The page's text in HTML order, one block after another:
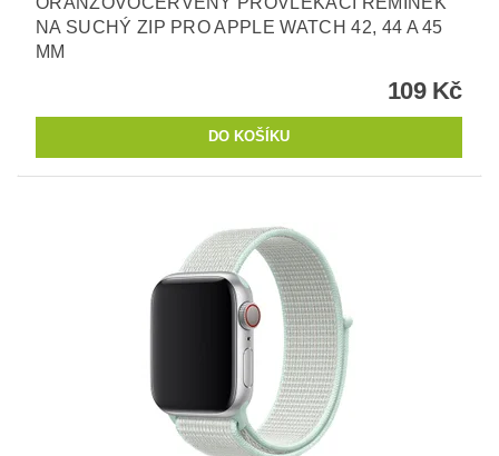
NA SUCHÝ ZIP PRO APPLE WATCH 42, 44 A 45
MM
109 Kč